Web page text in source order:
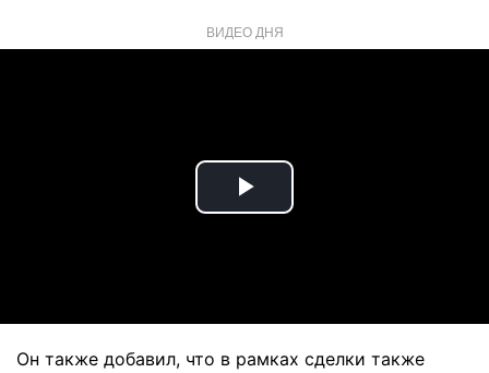
ВИДЕО ДНЯ
Play
Он также добавил, что в рамках сделки также